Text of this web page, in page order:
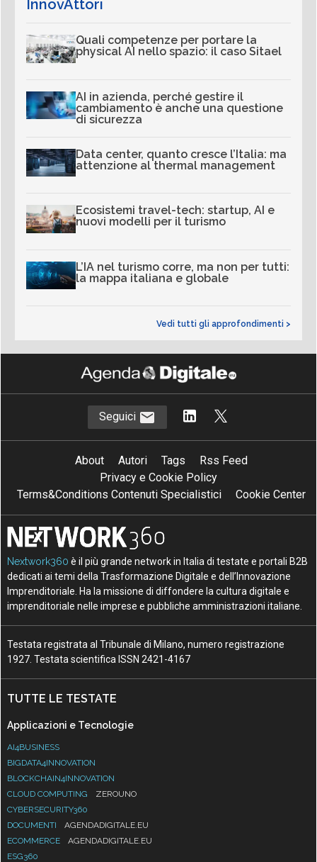
InnovAttori
Quali competenze per portare la
physical AI nello spazio: il caso Sitael
AI in azienda, perché gestire il
cambiamento è anche una questione
di sicurezza
Data center, quanto cresce l’Italia: ma
attenzione al thermal management
Ecosistemi travel-tech: startup, AI e
nuovi modelli per il turismo
L’IA nel turismo corre, ma non per tutti:
la mappa italiana e globale
Vedi tutti gli approfondimenti >
Seguici
About Autori Tags
Rss Feed
Privacy e Cookie Policy
Terms&Conditions Contenuti Specialistici
Cookie Center
Nextwork360 è il più grande network in Italia di testate e portali B2B
dedicati ai temi della Trasformazione Digitale e dell’Innovazione
Imprenditoriale. Ha la missione di diffondere la cultura digitale e
imprenditoriale nelle imprese e pubbliche amministrazioni italiane.
Testata registrata al Tribunale di Milano, numero registrazione
1927. Testata scientifica ISSN 2421-4167
TUTTE LE TESTATE
Applicazioni e Tecnologie
AI4BUSINESS
BIGDATA4INNOVATION
BLOCKCHAIN4INNOVATION
CLOUD COMPUTING
ZEROUNO
CYBERSECURITY360
DOCUMENTI
AGENDADIGITALE.EU
ECOMMERCE
AGENDADIGITALE.EU
ESG360